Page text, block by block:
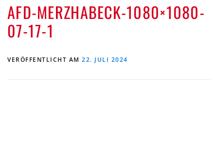
PROGRAMM KONTAKT
MITGLIED WERDEN
AFD-MERZHABECK-1080×1080-
07-17-1
VERÖFFENTLICHT AM 22. JULI 2024